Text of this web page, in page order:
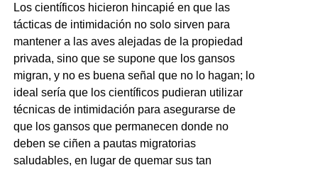
Los científicos hicieron hincapié en que las
tácticas de intimidación no solo sirven para
mantener a las aves alejadas de la propiedad
privada, sino que se supone que los gansos
migran, y no es buena señal que no lo hagan; lo
ideal sería que los científicos pudieran utilizar
técnicas de intimidación para asegurarse de
que los gansos que permanecen donde no
deben se ciñen a pautas migratorias
saludables, en lugar de quemar sus tan